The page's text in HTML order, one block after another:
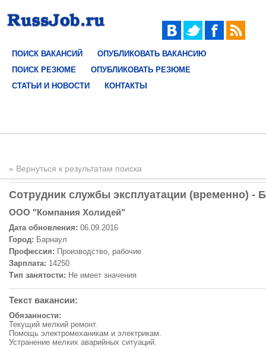
ПОИСК ВАКАНСИЙ
ОПУБЛИКОВАТЬ ВАКАНСИЮ
ПОИСК РЕЗЮМЕ
ОПУБЛИКОВАТЬ РЕЗЮМЕ
СТАТЬИ И НОВОСТИ
КОНТАКТЫ
« Вернуться к результатам поиска
Сотрудник службы эксплуатации (временно) -
ООО "Компания Холидей"
Дата обновления: 06.09.2016
Город: Барнаул
Профессия: Производство, рабочие
Зарплата: 14250
Тип занятости: Не имеет значения
Текст вакансии:
Обязанности:
Текущий мелкий ремонт.
Помощь электромеханикам и электрикам.
Устранение мелких аварийных ситуаций.